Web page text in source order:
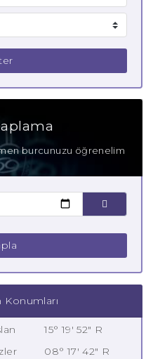
burcunuzu öğrenelim
Konumları
15° 19' 52" R
08° 17' 42" R